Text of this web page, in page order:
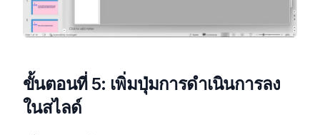
ขั้นตอนที่ 5: เพิ่มปุ่มการดำเนินการลง
ในสไลด์